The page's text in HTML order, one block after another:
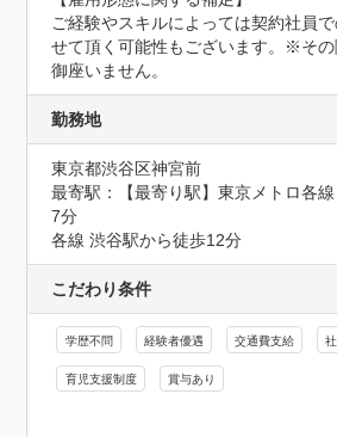
ご経験やスキルによっては契約社員
せて頂く可能性もございます。※そ
御座いません。
勤務地
東京都渋谷区神宮前
最寄駅：【最寄り駅】東京メトロ各
7分
各線 渋谷駅から徒歩12分
こだわり条件
学歴不問 経験者優遇 交通費支給
育児支援制度 賞与あり